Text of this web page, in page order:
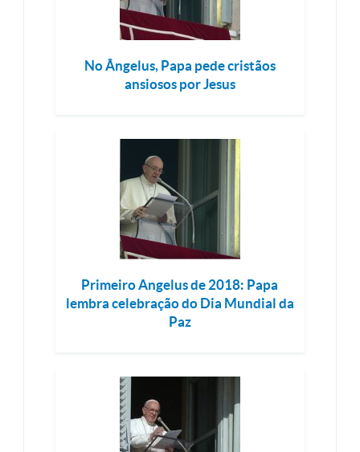
No Ângelus, Papa pede cristãos
ansiosos por Jesus
Primeiro Angelus de 2018: Papa
lembra celebração do Dia Mundial da
Paz